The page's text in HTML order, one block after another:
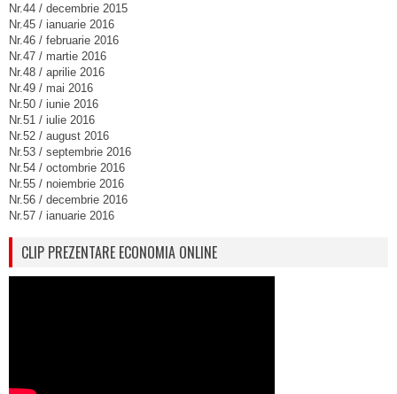
Nr.44 / decembrie 2015
Nr.45 / ianuarie 2016
Nr.46 / februarie 2016
Nr.47 / martie 2016
Nr.48 / aprilie 2016
Nr.49 / mai 2016
Nr.50 / iunie 2016
Nr.51 / iulie 2016
Nr.52 / august 2016
Nr.53 / septembrie 2016
Nr.54 / octombrie 2016
Nr.55 / noiembrie 2016
Nr.56 / decembrie 2016
Nr.57 / ianuarie 2016
CLIP PREZENTARE ECONOMIA ONLINE